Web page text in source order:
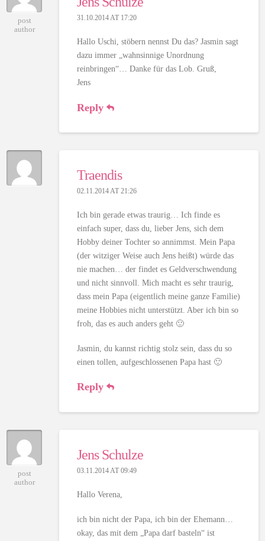
post
author
31.10.2014 AT 17:20
Hallo Uschi, stöbern nennst Du das? Jasmin sagt
dazu immer „wahnsinnige Unordnung
reinbringen“… Danke für das Lob. Gruß,
Jens
Reply
Traendis
02.11.2014 AT 21:26
Ich bin gerade etwas traurig… Ich finde es
einfach super, dass du, lieber Jens, sich dem
Hobby deiner Tochter so annimmst. Mein Papa
(der witziger Weise auch Jens heißt) würde das
nie machen… der findet es Geldverschwendung
und nicht sinnvoll. Mich macht es sehr traurig,
dass mein Papa (eigentlich meine ganze Familie)
meine Hobbies nicht unterstützt. Aber ich bin so
froh, das es auch anders geht 🙂
Jasmin, du kannst richtig stolz sein, dass du so
einen tollen, aufgeschlossenen Papa hast 🙂
Reply
post
author
Jens Schulze
03.11.2014 AT 09:49
Hallo Verena,
ich bin nicht der Papa, ich bin der Ehemann…
okay, das mit dem „Papa darf basteln“ ist